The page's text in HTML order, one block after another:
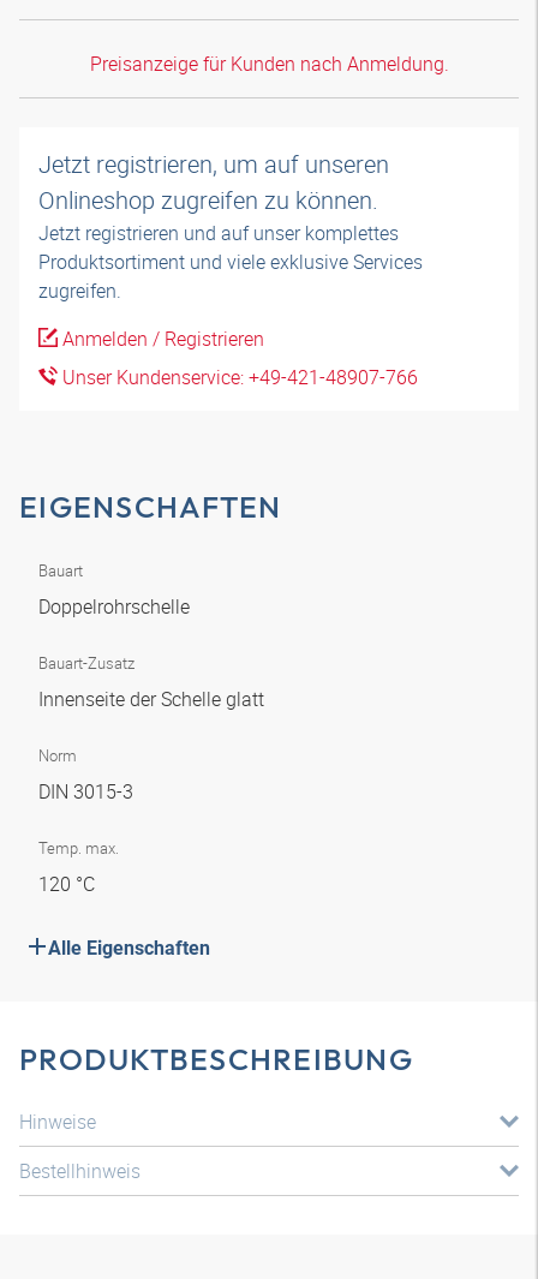
Preisanzeige für Kunden nach Anmeldung.
Jetzt registrieren, um auf unseren
Onlineshop zugreifen zu können.
Jetzt registrieren und auf unser komplettes
Produktsortiment und viele exklusive Services
zugreifen.
Anmelden / Registrieren
Unser Kundenservice: +49-421-48907-766
EIGENSCHAFTEN
Bauart
Doppelrohrschelle
Bauart-Zusatz
Innenseite der Schelle glatt
Norm
DIN 3015-3
Temp. max.
120 °C
Alle Eigenschaften
PRODUKTBESCHREIBUNG
Hinweise
Bestellhinweis